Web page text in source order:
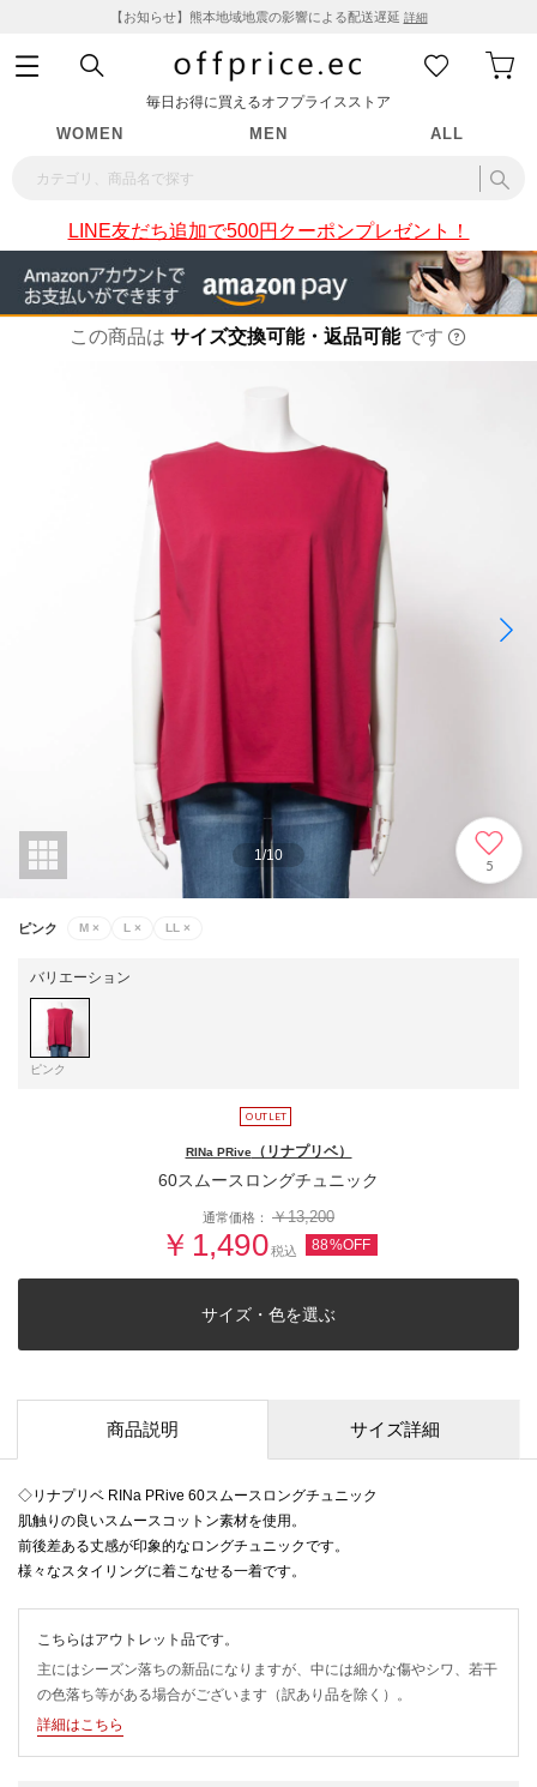
【お知らせ】熊本地域地震の影響による配送遅延 詳細
毎日お得に買えるオフプライスストア
WOMEN MEN ALL
LINE友だち追加で500円クーポンプレゼント！
この商品は サイズ交換可能・返品可能 です
1/10
5
ピンク M × L × LL ×
バリエーション
ピンク
RINa PRive（リナプリベ）
60スムースロングチュニック
通常価格： ￥13,200
￥1,490税込 88%OFF
サイズ・色を選ぶ
商品説明 サイズ詳細
◇リナプリベ RINa PRive 60スムースロングチュニック
肌触りの良いスムースコットン素材を使用。
前後差ある丈感が印象的なロングチュニックです。
様々なスタイリングに着こなせる一着です。
こちらはアウトレット品です。
主にはシーズン落ちの新品になりますが、中には細かな傷やシワ、若干
の色落ち等がある場合がございます（訳あり品を除く）。
詳細はこちら